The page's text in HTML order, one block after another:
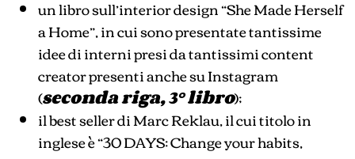
un libro sull’interior design “She Made Herself
a Home”, in cui sono presentate tantissime
idee di interni presi da tantissimi content
creator presenti anche su Instagram
(seconda riga, 3° libro);
il best seller di Marc Reklau, il cui titolo in
inglese è “30 DAYS: Change your habits,